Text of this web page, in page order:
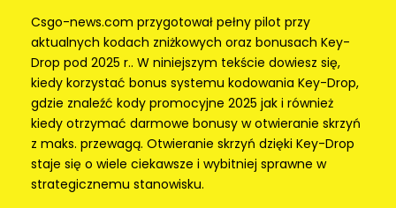
Csgo-news.com przygotował pełny pilot przy
aktualnych kodach zniżkowych oraz bonusach Key-
Drop pod 2025 r.. W niniejszym tekście dowiesz się,
kiedy korzystać bonus systemu kodowania Key-Drop,
gdzie znaleźć kody promocyjne 2025 jak i również
kiedy otrzymać darmowe bonusy w otwieranie skrzyń
z maks. przewagą. Otwieranie skrzyń dzięki Key-Drop
staje się o wiele ciekawsze i wybitniej sprawne w
strategicznemu stanowisku.